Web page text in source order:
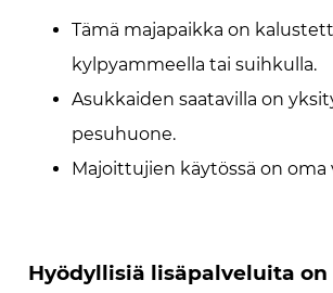
Tämä majapaikka on
kylpyammeella tai suihkulla.
Asukkaiden saatavilla on
pesuhuone.
Majoittujien käytössä on oma
Hyödyllisiä lisäpalveluita